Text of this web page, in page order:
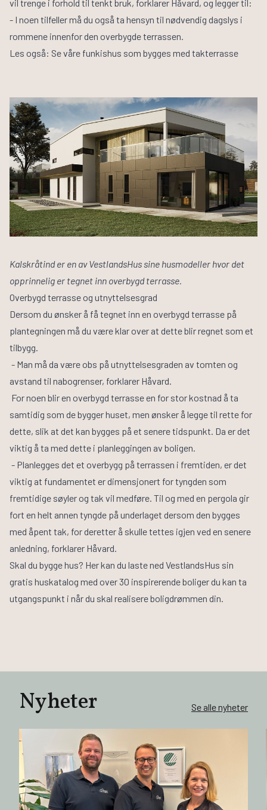
vil trenge i forhold til tenkt bruk, forklarer Håvard, og legger til:
- I noen tilfeller må du også ta hensyn til nødvendig dagslys i
rommene innenfor den overbygde terrassen.
Les også: Se våre funkishus som bygges med takterrasse
Kalskråtind er en av VestlandsHus sine husmodeller hvor det
opprinnelig er tegnet inn overbygd terrasse.
Overbygd terrasse og utnyttelsesgrad
Dersom du ønsker å få tegnet inn en overbygd terrasse på
plantegningen må du være klar over at dette blir regnet som et
tilbygg.
- Man må da være obs på utnyttelsesgraden av tomten og
avstand til nabogrenser, forklarer Håvard.
For noen blir en overbygd terrasse en for stor kostnad å ta
samtidig som de bygger huset, men ønsker å legge til rette for
dette, slik at det kan bygges på et senere tidspunkt. Da er det
viktig å ta med dette i planleggingen av boligen.
- Planlegges det et overbygg på terrassen i fremtiden, er det
viktig at fundamentet er dimensjonert for tyngden som
fremtidige søyler og tak vil medføre. Til og med en pergola gir
fort en helt annen tyngde på underlaget dersom den bygges
med åpent tak, for deretter å skulle tettes igjen ved en senere
anledning, forklarer Håvard.
Skal du bygge hus? Her kan du laste ned VestlandsHus sin
gratis huskatalog med over 30 inspirerende boliger du kan ta
utgangspunkt i når du skal realisere boligdrømmen din.
Nyheter Se alle nyheter